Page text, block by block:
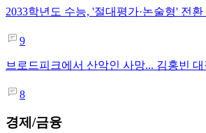
2033학년도 수능, '절대평가·논술형' 전
9
브로드피크에서 산악인 사망... 김홍빈
8
경제/금융